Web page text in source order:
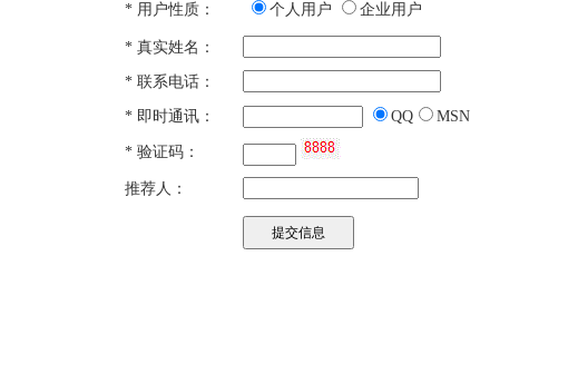
* 用户性质： 个人用户 企业用户
* 真实姓名：
* 联系电话：
* 即时通讯： QQ MSN
* 验证码：
推荐人：